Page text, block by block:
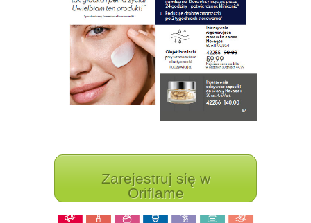
Zarejestruj się w
Oriflame